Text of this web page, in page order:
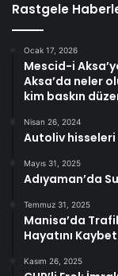
Rastgele
Ocak 17, 2026
Mescid-i
Aksa’da neler
kim baskın
Nisan 26, 2024
Autoliv hisseleri
Mayıs 31, 2025
Adıyaman’da
Temmuz 31, 2025
Manisa’da
Hayatını
Kasım 26, 2025